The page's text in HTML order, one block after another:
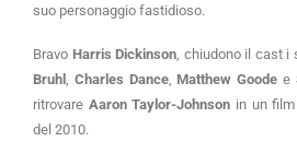
suo personaggio fastidioso.
Bravo Harris Dickinson , chiudono il cast
Bruhl Charles Dance, Matthew Goode e
ritrovare Aaron Taylor-Johnson in un
del 2010.